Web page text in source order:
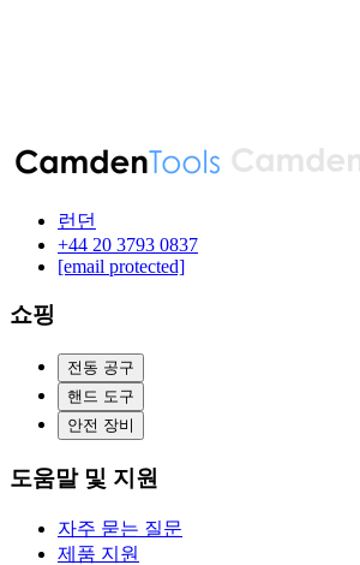
런던
‪+44 20 3793 0837‬
[email protected]
쇼핑
전동 공구
핸드 도구
안전 장비
도움말 및 지원
자주 묻는 질문
제품 지원